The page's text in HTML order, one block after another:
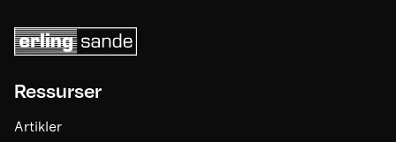
Ressurser
Artikler